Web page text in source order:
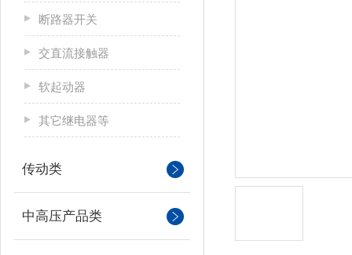
断路器开关
交直流接触器
软起动器
其它继电器等
传动类
中高压产品类